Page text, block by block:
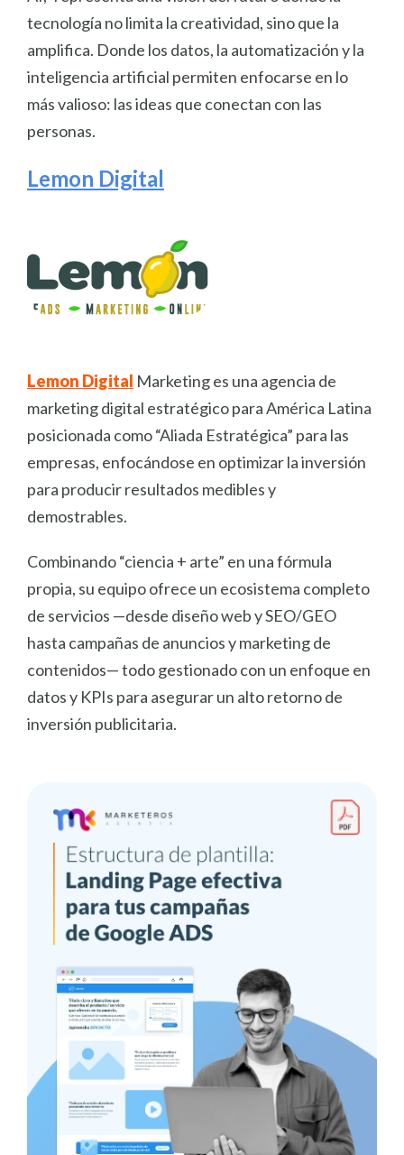
tecnología no limita la creatividad, sino que la
amplifica. Donde los datos, la automatización y la
inteligencia artificial permiten enfocarse en lo
más valioso: las ideas que conectan con las
personas.
Lemon Digital
Lemon Digital Marketing es una agencia de
marketing digital estratégico para América Latina
posicionada como “Aliada Estratégica” para las
empresas, enfocándose en optimizar la inversión
para producir resultados medibles y
demostrables.
Combinando “ciencia + arte” en una fórmula
propia, su equipo ofrece un ecosistema completo
de servicios —desde diseño web y SEO/GEO
hasta campañas de anuncios y marketing de
contenidos— todo gestionado con un enfoque en
datos y KPIs para asegurar un alto retorno de
inversión publicitaria.